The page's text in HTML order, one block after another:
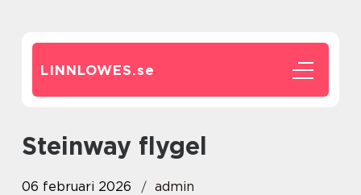
LINNLOWES.se
Steinway flygel
06 februari 2026 admin